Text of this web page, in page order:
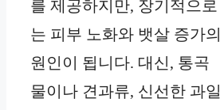
를 제공하지만, 장기적으로
는 피부 노화와 뱃살 증가의
원인이 됩니다. 대신, 통곡
물이나 견과류, 신선한 과일